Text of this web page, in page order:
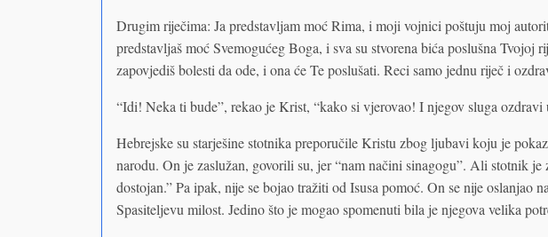
Drugim riječima: Ja predstavljam moć Rima, i moji vojnici poštuju moj
predstavljaš moć Svemogućeg Boga, i sva su stvorena bića poslušna Tvojoj
zapovjediš bolesti da ode, i ona će Te poslušati. Reci samo jednu riječ i
“Idi! Neka ti bude”, rekao je Krist, “kako si vjerovao! I njegov sluga ozdravi
Hebrejske su starješine stotnika preporučile Kristu zbog ljubavi koju je
narodu. On je zaslužan, govorili su, jer “nam načini sinagogu”. Ali stotnik je
dostojan.” Pa ipak, nije se bojao tražiti od Isusa pomoć. On se nije oslanjao
Spasiteljevu milost. Jedino što je mogao spomenuti bila je njegova velika